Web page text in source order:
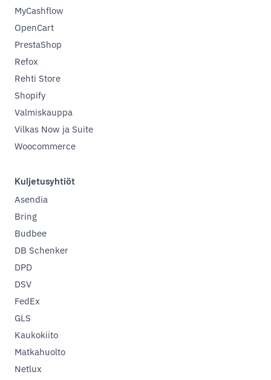
MyCashflow
OpenCart
PrestaShop
Refox
Rehti Store
Shopify
Valmiskauppa
Vilkas Now ja Suite
Woocommerce
Kuljetusyhtiöt
Asendia
Bring
Budbee
DB Schenker
DPD
DSV
FedEx
GLS
Kaukokiito
Matkahuolto
Netlux